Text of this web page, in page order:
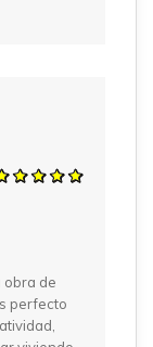
obra de
perfecto